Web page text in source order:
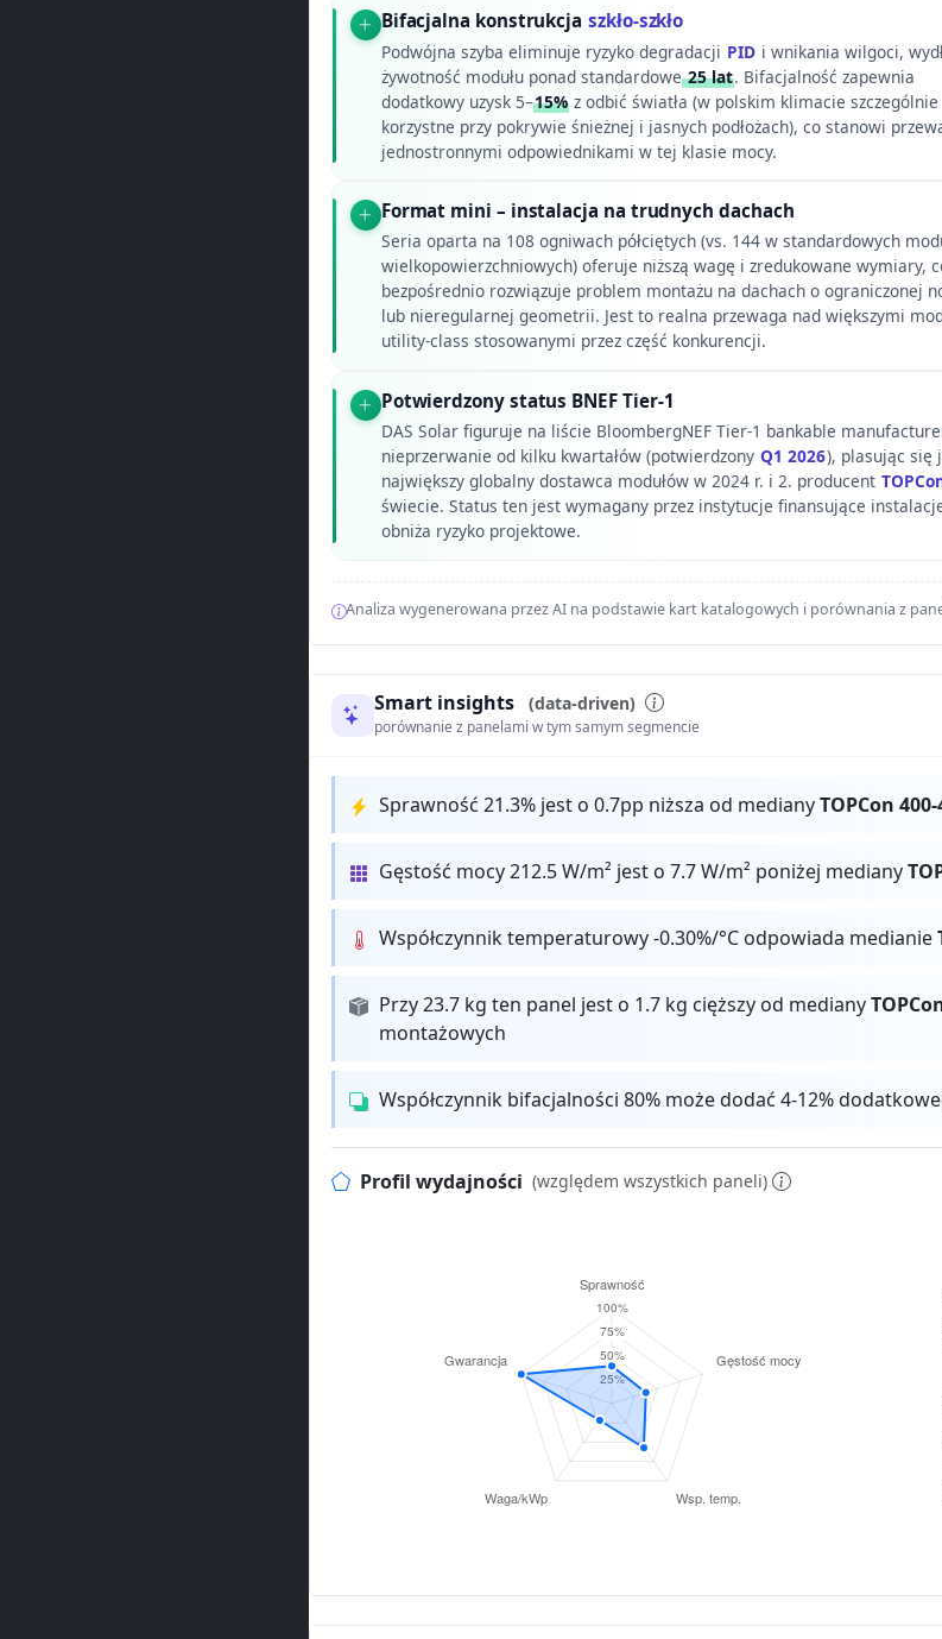
Bifacjalna konstrukcja szkło-szkło
Podwójna szyba eliminuje ryzyko degradacji PID i wnikania wilgoci,
żywotność modułu ponad standardowe25 lat. Bifacjalność zapewnia
dodatkowy uzysk 5–15%z odbić światła (w polskim klimacie szczególnie
korzystne przy pokrywie śnieżnej i jasnych podłożach), co stanowi
jednostronnymi odpowiednikami w tej klasie mocy.
Format mini – instalacja na trudnych dachach
Seria oparta na 108 ogniwach półciętych (vs. 144 w standardowych
wielkopowierzchniowych) oferuje niższą wagę i zredukowane wymiary,
bezpośrednio rozwiązuje problem montażu na dachach o ograniczonej
lub nieregularnej geometrii. Jest to realna przewaga nad większymi
utility-class stosowanymi przez część konkurencji.
Potwierdzony status BNEF Tier-1
DAS Solar figuruje na liście BloombergNEF Tier-1 bankable
nieprzerwanie od kilku kwartałów (potwierdzony Q1 2026), plasując się
największy globalny dostawca modułów w 2024 r. i 2. producent
świecie. Status ten jest wymagany przez instytucje finansujące
obniża ryzyko projektowe.
Analiza wygenerowana przez AI na podstawie kart katalogowych i porównania z
Smart insights (data-driven)
porównanie z panelami w tym samym segmencie
Sprawność 21.3% jest o 0.7pp niższa od medianyTOPCon
Gęstość mocy 212.5 W/m² jest o 7.7 W/m² poniżej mediany
Współczynnik temperaturowy -0.30%/°C odpowiada medianie
Przy 23.7 kg ten panel jest o 1.7 kg cięższy od mediany
montażowych
Współczynnik bifacjalności 80% może dodać 4-12%
Profil wydajności (względem wszystkich paneli)